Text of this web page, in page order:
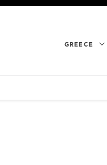
GREECE